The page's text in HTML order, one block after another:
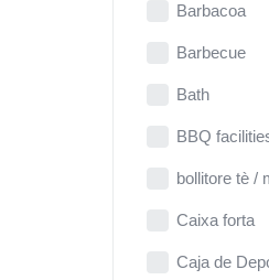
Barbacoa
Barbecue
Bath
BBQ
bollitore tè /
Caixa forta
Caja de